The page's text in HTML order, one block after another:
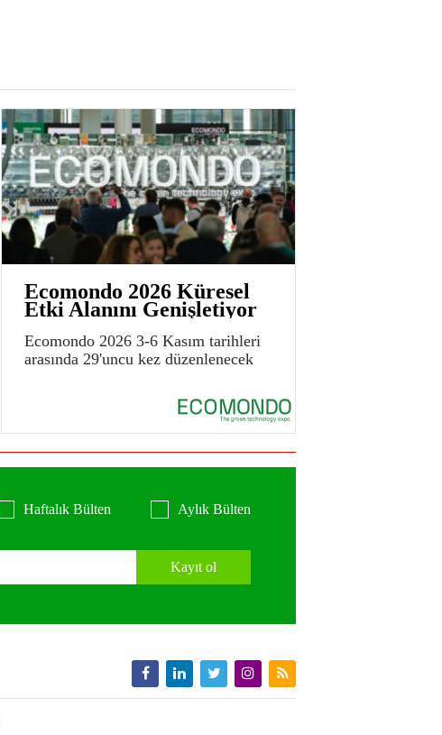
Ecomondo 2026 Küresel
Etki Alanını Genişletiyor
Ecomondo 2026 3-6 Kasım tarihleri
arasında 29'uncu kez düzenlenecek
Haftalık Bülten Aylık Bülten
Kayıt ol